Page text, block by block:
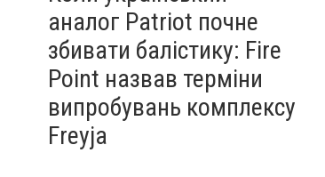
аналог Patriot почне
збивати балістику: Fire
Point назвав терміни
випробувань комплексу
Freyja